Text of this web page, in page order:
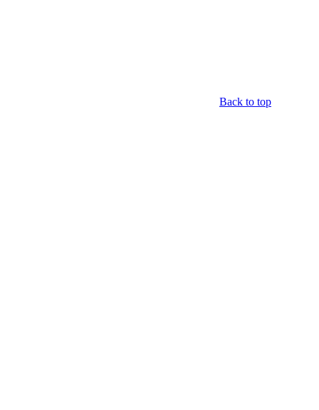
Back to top